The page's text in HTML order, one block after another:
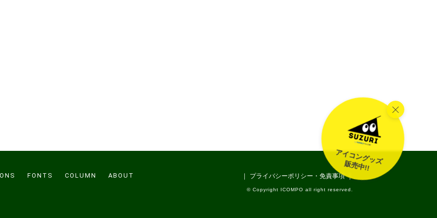
アイコングッズ
販売中!!
FONTS COLUMN ABOUT ｜ プライバシーポリシー・免責事項 ｜
© Copyright ICOMPO all right reserved.